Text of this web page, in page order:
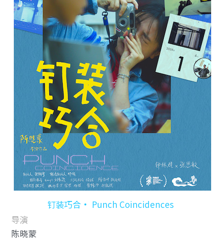
钉装巧合• Punch Coincidences
导演
陈晓蒙